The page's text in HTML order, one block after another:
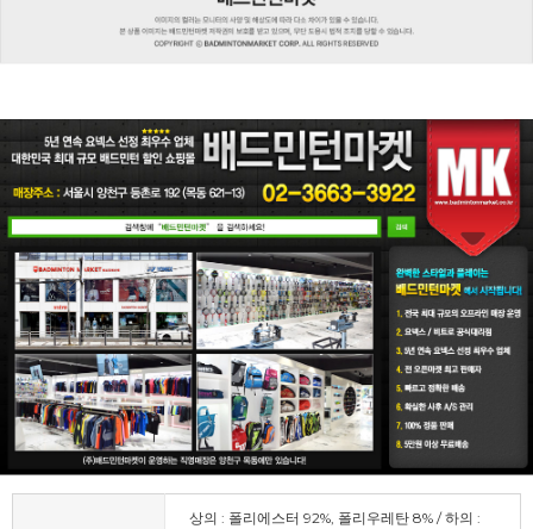
상의 : 폴리에스터 92%, 폴리우레탄 8% / 하의 :